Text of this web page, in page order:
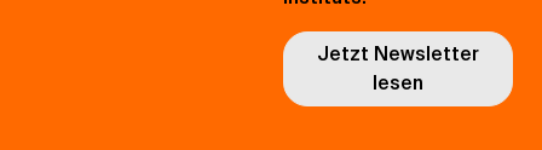
Jetzt Newsletter
lesen